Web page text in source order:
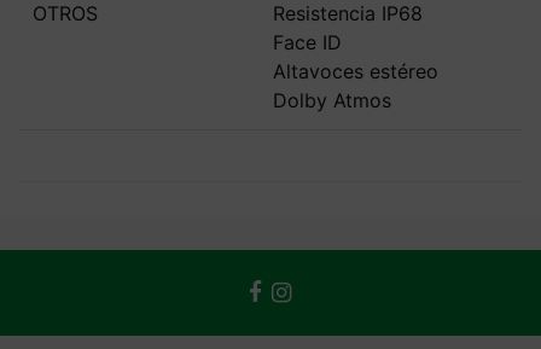
OTROS
Resistencia IP68
Face ID
Altavoces estéreo
Dolby Atmos